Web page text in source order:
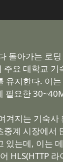
돌아가는 로
요 대학교
지한다. 이
요한
지는 기숙
계 시장에
는데, 이는
HLS(HTTP